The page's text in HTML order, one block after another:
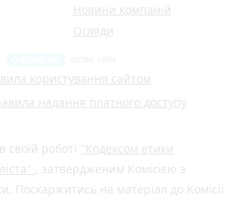
Новини компаній
Огляди
користування сайтом
надання платного доступу
своїй роботі "Кодексом етики
, затвердженим Комісією з
Поскаржитись на матеріал до Комісії